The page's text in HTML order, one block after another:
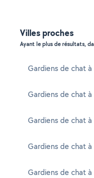
Villes proches
Ayant le plus de résultats,
Gardiens de chat
Gardiens de chat à
Gardiens de chat à
Gardiens de chat à
Gardiens de chat